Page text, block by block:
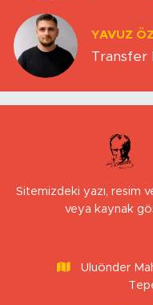
YAVUZ
Transfer
Sitemizdeki yazı, resim
veya kaynak
Uluönder